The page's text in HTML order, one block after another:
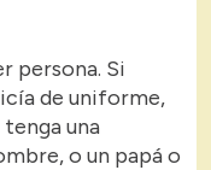
persona. Si
de uniforme,
una
o un papá o